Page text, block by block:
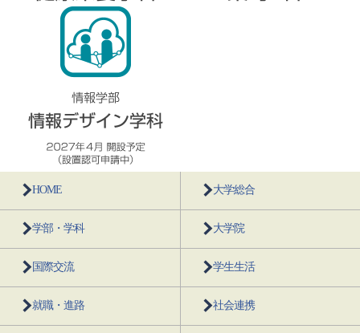
HOME 大学総合
学部・学科 大学院
国際交流 学生生活
就職・進路 社会連携